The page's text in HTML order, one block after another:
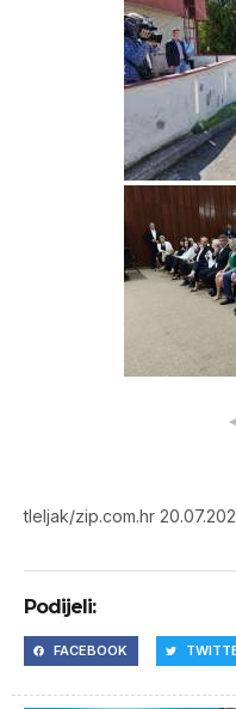
tleljak/zip.com.hr
Podijeli:
FACEBOOK